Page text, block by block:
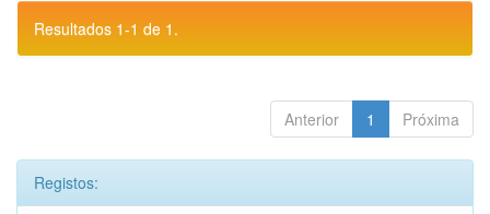
Resultados 1-1 de 1.
Anterior 1 Próxima
Registos: